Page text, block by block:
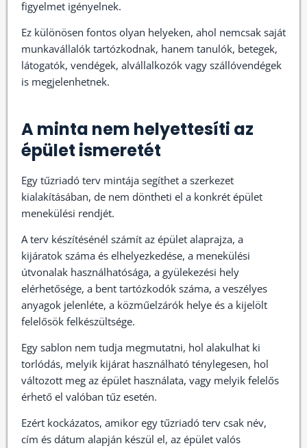
figyelmet igényelnek.
Ez különösen fontos olyan helyeken, ahol nemcsak saját
munkavállalók tartózkodnak, hanem tanulók, betegek,
látogatók, vendégek, alvállalkozók vagy szállóvendégek
is megjelenhetnek.
A minta nem helyettesíti az
épület ismeretét
Egy tűzriadó terv mintája segíthet a szerkezet
kialakításában, de nem döntheti el a konkrét épület
menekülési rendjét.
A terv készítésénél számít az épület alaprajza, a
kijáratok száma és elhelyezkedése, a menekülési
útvonalak használhatósága, a gyülekezési hely
elérhetősége, a bent tartózkodók száma, a veszélyes
anyagok jelenléte, a közműelzárók helye és a kijelölt
felelősök felkészültsége.
Egy sablon nem tudja megmutatni, hol alakulhat ki
torlódás, melyik kijárat használható ténylegesen, hol
változott meg az épület használata, vagy melyik felelős
érhető el valóban tűz esetén.
Ezért kockázatos, amikor egy tűzriadó terv csak név,
cím és dátum alapján készül el, az épület valós